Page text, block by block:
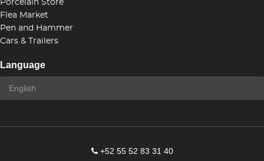
Porcelain Store
Flea Market
Pen and Hammer
Cars & Trailers
Language
+52 55 52 83 31 40